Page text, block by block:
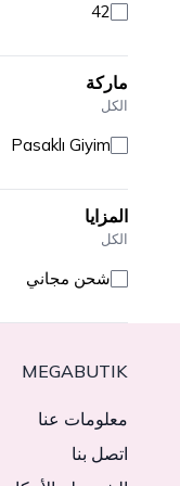
42
ماركة
الكل
Pasaklı Giyim
المزايا
الكل
شحن مجاني
MEGABUTIK
معلومات عنا
اتصل بنا